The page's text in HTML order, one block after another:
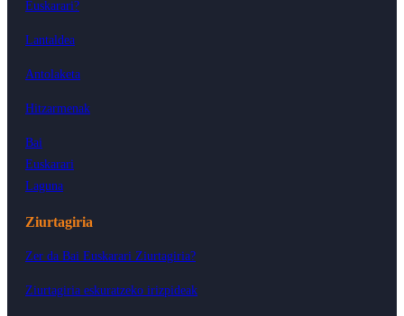
Euskarari?
Lantaldea
Antolaketa
Hitzarmenak
Bai
Euskarari
Laguna
Ziurtagiria
Zer da Bai Euskarari Ziurtagiria?
Ziurtagiria eskuratzeko irizpideak